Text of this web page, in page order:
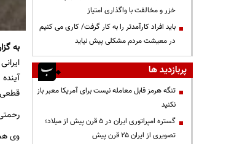
به
وی
خزر و مخالفت با واگذاری امتیاز
باید افراد کارآمدتر را به کار گرفت/ کاری می کنیم
در معیشت مردم مشکلی پیش نیاید
پربازدید ها
تنگه هرمز قابل معامله نیست برای آمریکا معبر باز
نکنید
گستره امپراتوری ایران در ۵ قرن پیش از میلاد؛
تصویری از ایران ۲۵ قرن پیش